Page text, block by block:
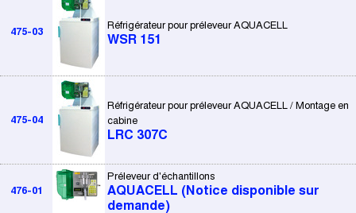
475-03
Réfrigérateur pour préleveur AQUACELL
WSR 151
475-04
Réfrigérateur pour préleveur AQUACELL / Montage en
cabine
LRC 307C
476-01
Préleveur d'échantillons
AQUACELL (Notice disponible sur
demande)